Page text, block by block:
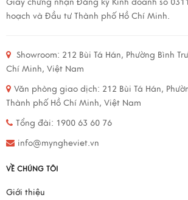
Giấy chứng nhận Đăng ký Kinh doanh số
hoạch và Đầu tư Thành phố Hồ Chí Minh.
Showroom: 212 Bùi Tá Hán, Phường Bình
Chí Minh, Việt Nam
Văn phòng giao dịch: 212 Bùi Tá Hán,
Thành phố Hồ Chí Minh, Việt Nam
Tổng đài: 1900 63 60 76
info@myngheviet.vn
VỀ CHÚNG TÔI
Giới thiệu